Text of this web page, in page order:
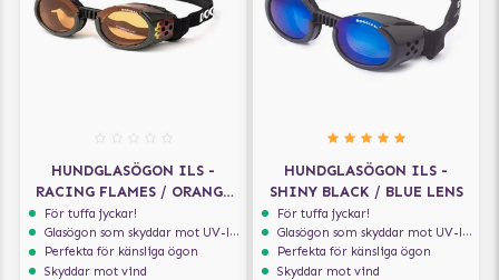
HUNDGLASÖGON ILS -
RACING FLAMES / ORANGE
LENS
För tuffa jyckar!
Glasögon som skyddar mot UV-ljus
Perfekta för känsliga ögon
Skyddar mot vind
HUNDGLASÖGON ILS -
SHINY BLACK / BLUE LENS
För tuffa jyckar!
Glasögon som skyddar mot UV-ljus
Perfekta för känsliga ögon
Skyddar mot vind